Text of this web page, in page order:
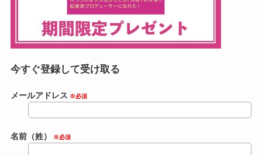
今すぐ登録して受け取る
メールアドレス ※必須
名前（姓） ※必須